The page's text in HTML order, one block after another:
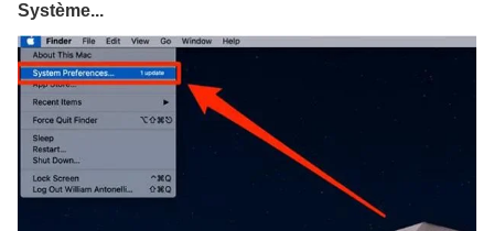
Système...